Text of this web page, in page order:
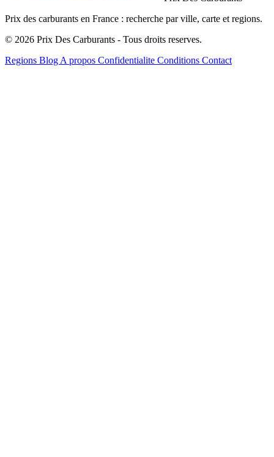
Prix des carburants en France : recherche par ville, carte et regions.
© 2026 Prix Des Carburants - Tous droits reserves.
Regions Blog A propos Confidentialite Conditions Contact